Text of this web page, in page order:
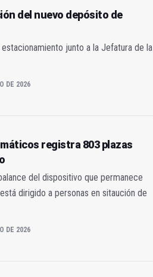
del nuevo depósito de
junto a la Jefatura de la
DE 2026
registra 803 plazas
del dispositivo que permanece
dirigido a personas en sitaución de
DE 2026